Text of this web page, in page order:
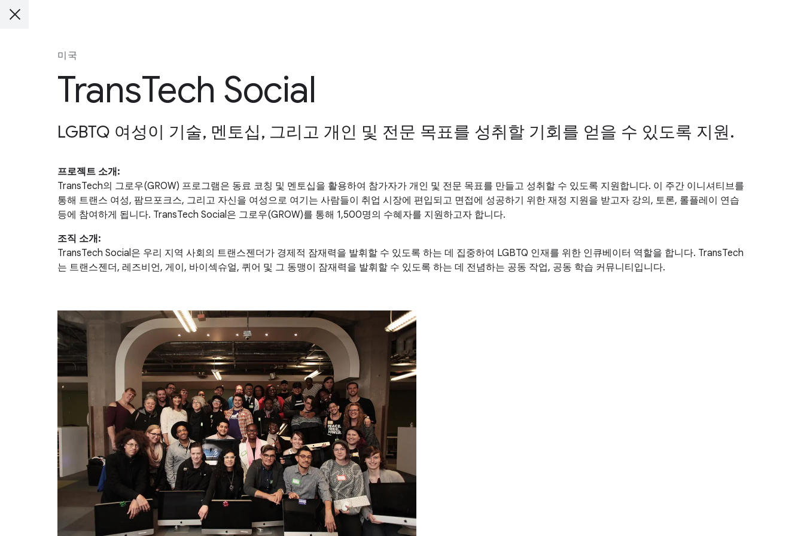
미국
TransTech Social
LGBTQ 여성이 기술, 멘토십, 그리고 개인 및 전문 목표를 성취할 기회를 얻을 수 있도록 지원.
프로젝트 소개:
TransTech의 그로우(GROW) 프로그램은 동료 코칭 및 멘토십을 활용하여 참가자가 개인 및 전문 목표를 만들고 성취할 수 있도록 지원합니다. 이 주간 이니셔티브를
통해 트랜스 여성, 팜므포크스, 그리고 자신을 여성으로 여기는 사람들이 취업 시장에 편입되고 면접에 성공하기 위한 재정 지원을 받고자 강의, 토론, 롤플레이 연습
등에 참여하게 됩니다. TransTech Social은 그로우(GROW)를 통해 1,500명의 수혜자를 지원하고자 합니다.
조직 소개:
TransTech Social은 우리 지역 사회의 트랜스젠더가 경제적 잠재력을 발휘할 수 있도록 하는 데 집중하여 LGBTQ 인재를 위한 인큐베이터 역할을 합니다. TransTech
는 트랜스젠더, 레즈비언, 게이, 바이섹슈얼, 퀴어 및 그 동맹이 잠재력을 발휘할 수 있도록 하는 데 전념하는 공동 작업, 공동 학습 커뮤니티입니다.